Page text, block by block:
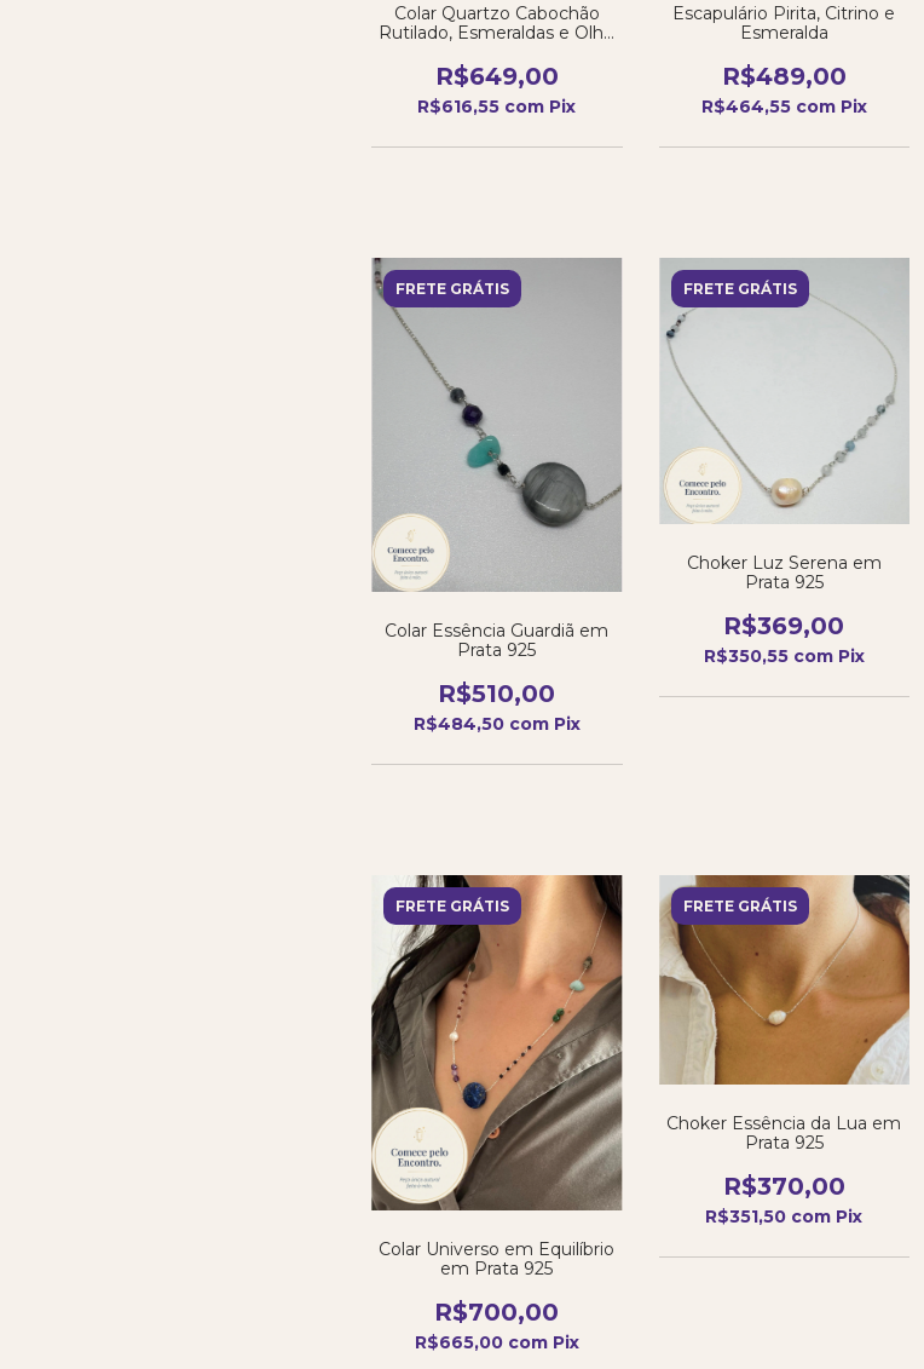
Colar Quartzo Cabochão
Rutilado, Esmeraldas e Olho
R$649,00
R$616,55 com Pix
Escapulário Pirita, Citrino e
Esmeralda
R$489,00
R$464,55 com Pix
FRETE GRÁTIS
Colar Essência Guardiã em
Prata 925
R$510,00
R$484,50 com Pix
FRETE GRÁTIS
Choker Luz Serena em
Prata 925
R$369,00
R$350,55 com Pix
FRETE GRÁTIS
Colar Universo em Equilíbrio
em Prata 925
R$700,00
R$665,00 com Pix
FRETE GRÁTIS
Choker Essência da Lua em
Prata 925
R$370,00
R$351,50 com Pix